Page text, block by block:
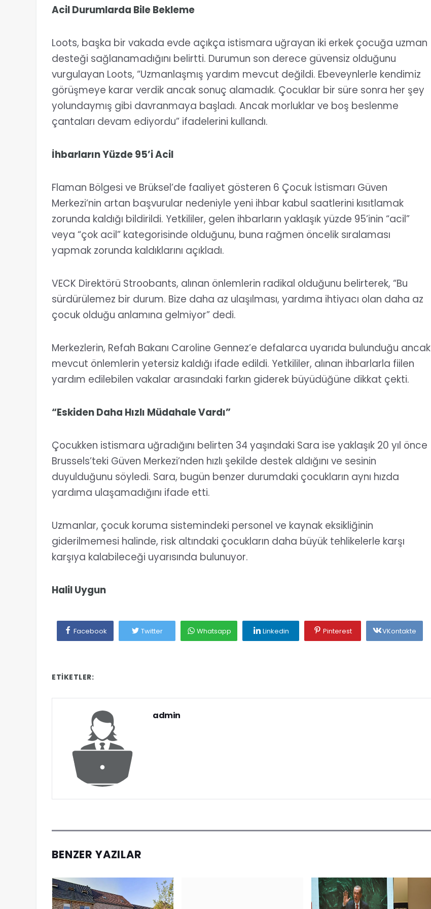
Acil Durumlarda Bile Bekleme
Loots, başka bir vakada evde açıkça istismara uğrayan iki erkek çocuğa uzman
desteği sağlanamadığını belirtti. Durumun son derece güvensiz olduğunu
vurgulayan Loots, “Uzmanlaşmış yardım mevcut değildi. Ebeveynlerle kendimiz
görüşmeye karar verdik ancak sonuç alamadık. Çocuklar bir süre sonra her şey
yolundaymış gibi davranmaya başladı. Ancak morluklar ve boş beslenme
çantaları devam ediyordu” ifadelerini kullandı.
İhbarların Yüzde 95’i Acil
Flaman Bölgesi ve Brüksel’de faaliyet gösteren 6 Çocuk İstismarı Güven
Merkezi’nin artan başvurular nedeniyle yeni ihbar kabul saatlerini kısıtlamak
zorunda kaldığı bildirildi. Yetkililer, gelen ihbarların yaklaşık yüzde 95’inin “acil”
veya “çok acil” kategorisinde olduğunu, buna rağmen öncelik sıralaması
yapmak zorunda kaldıklarını açıkladı.
VECK Direktörü Stroobants, alınan önlemlerin radikal olduğunu belirterek, “Bu
sürdürülemez bir durum. Bize daha az ulaşılması, yardıma ihtiyacı olan daha az
çocuk olduğu anlamına gelmiyor” dedi.
Merkezlerin, Refah Bakanı Caroline Gennez’e defalarca uyarıda bulunduğu ancak
mevcut önlemlerin yetersiz kaldığı ifade edildi. Yetkililer, alınan ihbarlarla fiilen
yardım edilebilen vakalar arasındaki farkın giderek büyüdüğüne dikkat çekti.
“Eskiden Daha Hızlı Müdahale Vardı”
Çocukken istismara uğradığını belirten 34 yaşındaki Sara ise yaklaşık 20 yıl önce
Brussels’teki Güven Merkezi’nden hızlı şekilde destek aldığını ve sesinin
duyulduğunu söyledi. Sara, bugün benzer durumdaki çocukların aynı hızda
yardıma ulaşamadığını ifade etti.
Uzmanlar, çocuk koruma sistemindeki personel ve kaynak eksikliğinin
giderilmemesi halinde, risk altındaki çocukların daha büyük tehlikelerle karşı
karşıya kalabileceği uyarısında bulunuyor.
Halil Uygun
Facebook Twitter Whatsapp Linkedin Pinterest VKontakte
ETIKETLER:
admin
BENZER YAZILAR